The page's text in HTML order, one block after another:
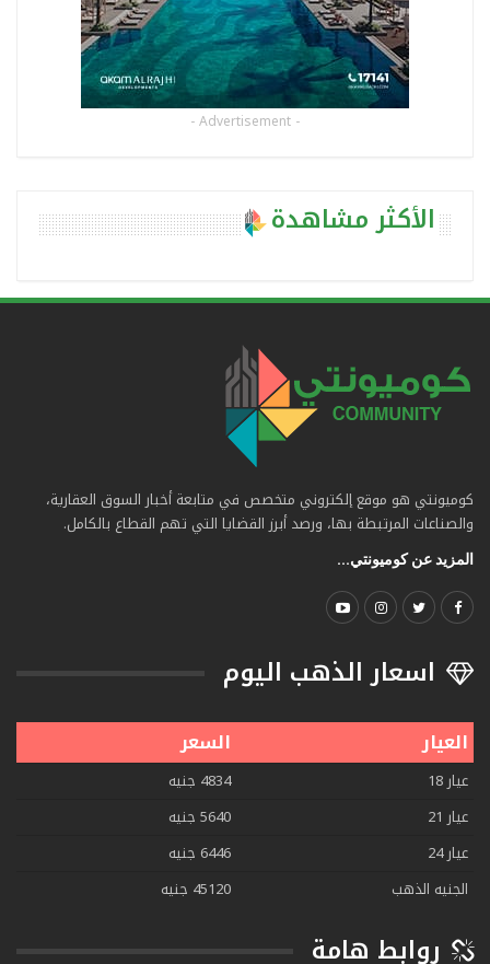
- Advertisement -
الأكثر مشاهدة
كوميونتي هو موقع إلكتروني متخصص في متابعة أخبار السوق العقارية،
والصناعات المرتبطة بها، ورصد أبرز القضايا التي تهم القطاع بالكامل.
المزيد عن كوميونتي...
اسعار الذهب اليوم
العيار السعر
عيار 18
4834 جنيه
عيار 21
5640 جنيه
عيار 24
6446 جنيه
الجنيه الذهب
45120 جنيه
روابط هامة